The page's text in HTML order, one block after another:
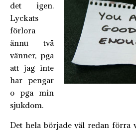
det igen.
Lyckats
förlora
ännu två
vänner, pga
att jag inte
har pengar
o pga min
sjukdom.
Det hela började väl redan förra